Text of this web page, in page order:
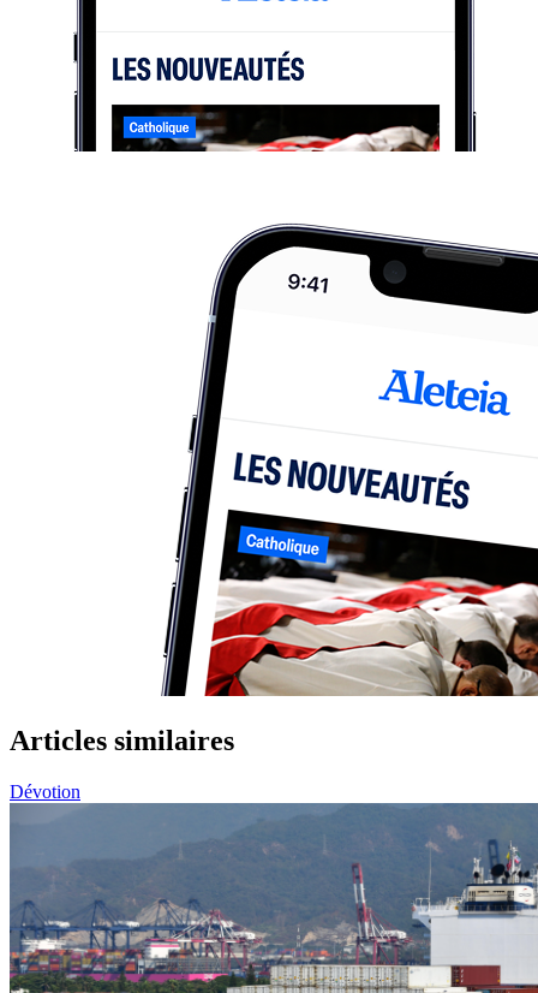
Articles similaires
Dévotion